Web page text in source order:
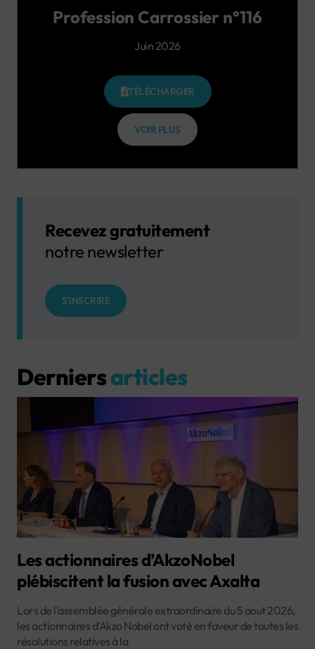
Profession Carrossier n°116
Juin 2026
TÉLÉCHARGER
VOIR PLUS
Recevez gratuitement
notre newsletter
S'INSCRIRE
Derniersarticles
Les actionnaires d’AkzoNobel
plébiscitent la fusion avec Axalta
Lors de l’assemblée générale extraordinaire du 5 aout 2026,
les actionnaires d’Akzo Nobel ont voté en faveur de toutes les
résolutions relatives à la